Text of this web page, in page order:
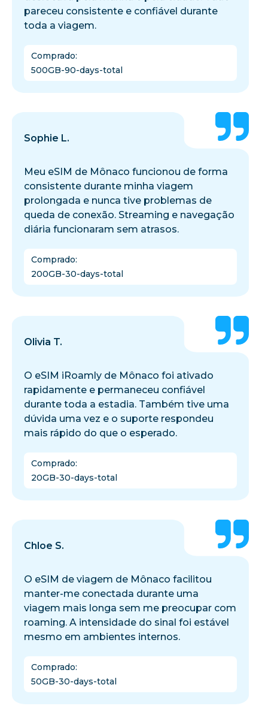
pareceu consistente e confiável durante
toda a viagem.
Comprado:
500GB-90-days-total
Sophie L.
Meu eSIM de Mônaco funcionou de forma
consistente durante minha viagem
prolongada e nunca tive problemas de
queda de conexão. Streaming e navegação
diária funcionaram sem atrasos.
Comprado:
200GB-30-days-total
Olivia T.
O eSIM iRoamly de Mônaco foi ativado
rapidamente e permaneceu confiável
durante toda a estadia. Também tive uma
dúvida uma vez e o suporte respondeu
mais rápido do que o esperado.
Comprado:
20GB-30-days-total
Chloe S.
O eSIM de viagem de Mônaco facilitou
manter-me conectada durante uma
viagem mais longa sem me preocupar com
roaming. A intensidade do sinal foi estável
mesmo em ambientes internos.
Comprado:
50GB-30-days-total